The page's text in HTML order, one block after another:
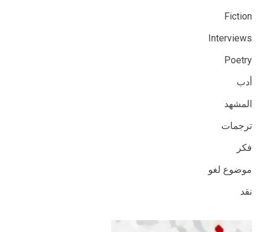
Fiction
Interviews
Poetry
أدب
المشهد
ترجمات
فكر
موضوع لغو
نقد